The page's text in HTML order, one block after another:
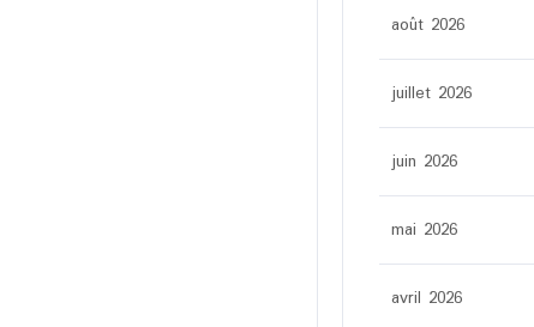
août 2026
juillet 2026
juin 2026
mai 2026
avril 2026